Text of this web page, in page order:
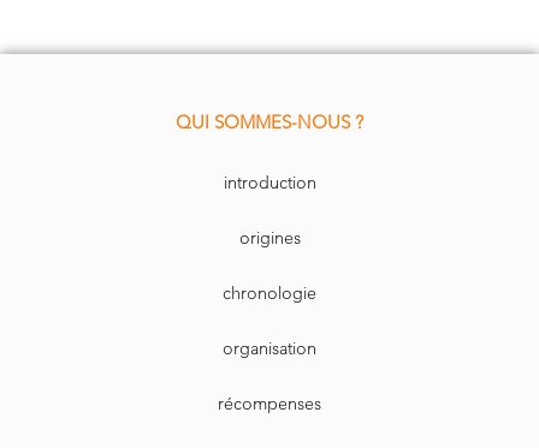
QUI SOMMES-NOUS ?
introduction
origines
chronologie
organisation
récompenses